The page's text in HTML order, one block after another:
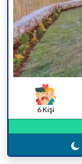
6 Kişi